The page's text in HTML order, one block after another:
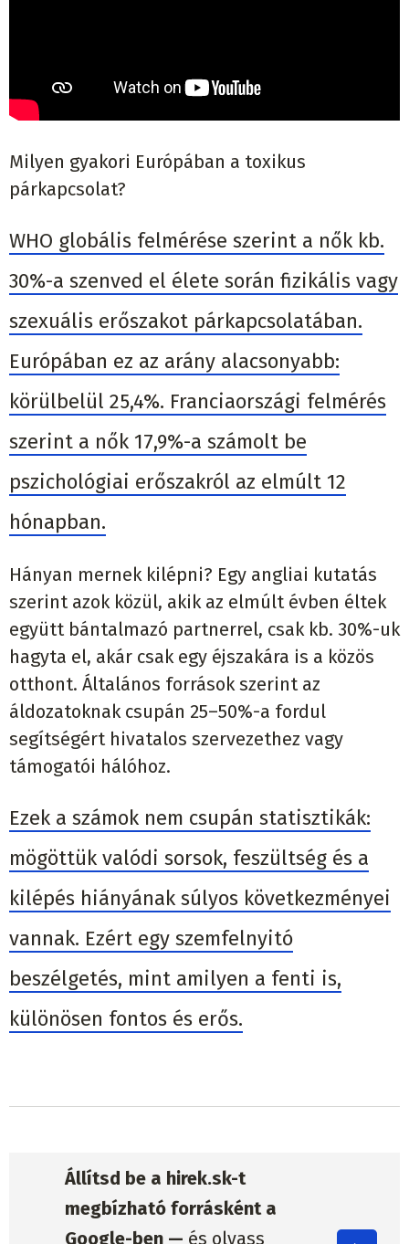
Milyen gyakori Európában a toxikus
párkapcsolat?
WHO globális felmérése szerint a nők kb.
30%-a szenved el élete során fizikális vagy
szexuális erőszakot párkapcsolatában.
Európában ez az arány alacsonyabb:
körülbelül 25,4%. Franciaországi felmérés
szerint a nők 17,9%-a számolt be
pszichológiai erőszakról az elmúlt 12
hónapban.
Hányan mernek kilépni? Egy angliai kutatás
szerint azok közül, akik az elmúlt évben éltek
együtt bántalmazó partnerrel, csak kb. 30%-uk
hagyta el, akár csak egy éjszakára is a közös
otthont. Általános források szerint az
áldozatoknak csupán 25–50%-a fordul
segítségért hivatalos szervezethez vagy
támogatói hálóhoz.
Ezek a számok nem csupán statisztikák:
mögöttük valódi sorsok, feszültség és a
kilépés hiányának súlyos következményei
vannak. Ezért egy szemfelnyitó
beszélgetés, mint amilyen a fenti is,
különösen fontos és erős.
Állítsd be a hirek.sk-t
megbízható forrásként a
Google-ben — és olvass